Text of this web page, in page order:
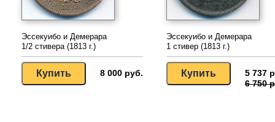
Эссекуибо и Демерара
1/2 стивера (1813 г.)
8 000 руб.
Эссекуибо и Демерара
1 стивер (1813 г.)
5 737
6 750